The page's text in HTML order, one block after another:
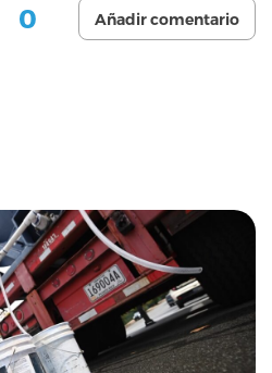
0 Añadir comentario